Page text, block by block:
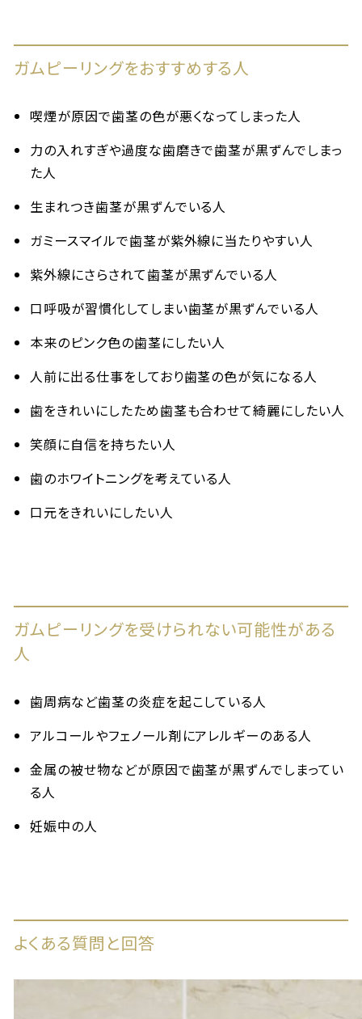
ガムピーリングをおすすめする人
喫煙が原因で歯茎の色が悪くなってしまった人
力の入れすぎや過度な歯磨きで歯茎が黒ずんでしまっ
た人
生まれつき歯茎が黒ずんでいる人
ガミースマイルで歯茎が紫外線に当たりやすい人
紫外線にさらされて歯茎が黒ずんでいる人
口呼吸が習慣化してしまい歯茎が黒ずんでいる人
本来のピンク色の歯茎にしたい人
人前に出る仕事をしており歯茎の色が気になる人
歯をきれいにしたため歯茎も合わせて綺麗にしたい人
笑顔に自信を持ちたい人
歯のホワイトニングを考えている人
口元をきれいにしたい人
ガムピーリングを受けられない可能性がある
人
歯周病など歯茎の炎症を起こしている人
アルコールやフェノール剤にアレルギーのある人
金属の被せ物などが原因で歯茎が黒ずんでしまってい
る人
妊娠中の人
よくある質問と回答